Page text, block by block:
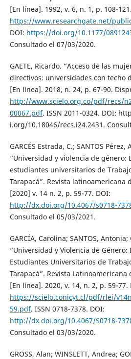
[En línea]. 1992, v. 6, n. 1, p. 108-
https://www.researchgate.net/
DOI: https://doi.org/10.1177/
Consultado el 07/03/2020.
GAETE, Ricardo. “Acceso de las
directivos: universidades con techo
[En línea]. 2018, n. 24, p. 67-90.
http://www.scielo.org.co/pdf/recs/
00067.pdf. ISSN 2011-0324. DOI:
i.org/10.18046/recs.i24.2431.
GARCÉS Estrada, C.; SANTOS Pérez,
“Universidad y violencia de género:
estudiantes universitarios de
Tarapacá”. Revista latinoamericana
[2020] v. 14 n. 2, p. 59-77. DOI:
http://dx.doi.org/10.4067/s0718-
Consultado el 05/03/2021.
GARCÍA, Carolina; SANTOS, Antonia;
“Universidad y Violencia de Género:
Estudiantes Universitarios de
Tarapacá”. Revista
[En línea]. 2020, v. 14, n. 2, p. 59-
https://scielo.conicyt.cl/pdf/rlei/
59.pdf. ISSN 0718-7378. DOI:
http://dx.doi.org/10.4067/S0718-
Consultado el 03/03/2020.
GROSS, Alan; WINSLETT, Andrea;